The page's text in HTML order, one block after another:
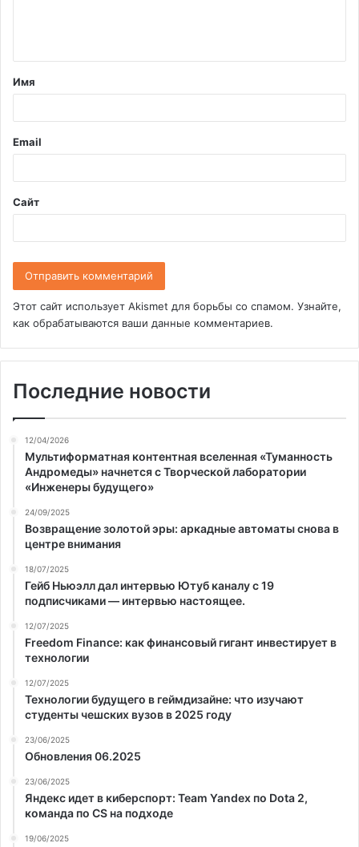
т
а
й
*
Имя
Email
Сайт
Этот сайт использует Akismet для борьбы со спамом. Узнайте,
как обрабатываются ваши данные комментариев.
Последние новости
12/04/2026
Мультиформатная контентная вселенная «Туманность
Андромеды» начнется с Творческой лаборатории
«Инженеры будущего»
24/09/2025
Возвращение золотой эры: аркадные автоматы снова в
центре внимания
18/07/2025
Гейб Ньюэлл дал интервью Ютуб каналу с 19
подписчиками — интервью настоящее.
12/07/2025
Freedom Finance: как финансовый гигант инвестирует в
технологии
12/07/2025
Технологии будущего в геймдизайне: что изучают
студенты чешских вузов в 2025 году
23/06/2025
Обновления 06.2025
23/06/2025
Яндекс идет в киберспорт: Team Yandex по Dota 2,
команда по CS на подходе
19/06/2025